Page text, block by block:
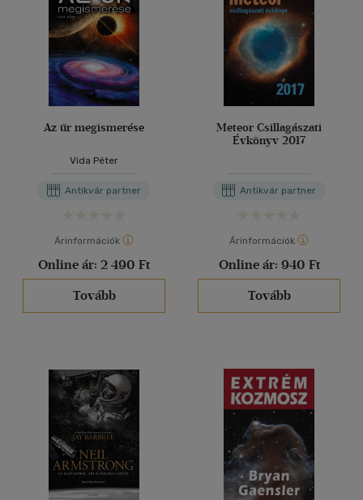
Az űr megismerése
Vida Péter
Antikvár partner
Árinformációk
Online ár: 2 490 Ft
Tovább
Meteor Csillagászati
Évkönyv 2017
Antikvár partner
Árinformációk
Online ár: 940 Ft
Tovább